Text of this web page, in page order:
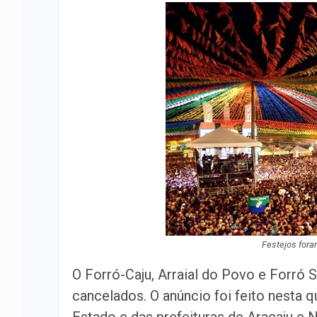
Festejos
O Forró-Caju, Arraial do Povo e Forró
cancelados. O anúncio foi feito nesta